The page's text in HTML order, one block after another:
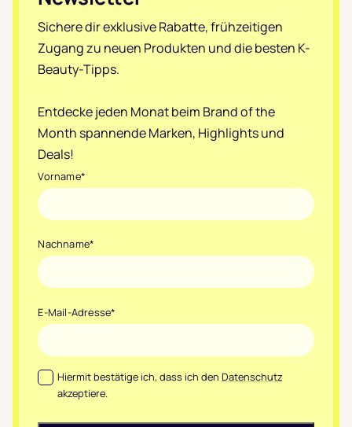
Sichere dir exklusive Rabatte, frühzeitigen
Zugang zu neuen Produkten und die besten K-
Beauty-Tipps.
Entdecke jeden Monat beim Brand of the
Month spannende Marken, Highlights und
Deals!
Vorname*
Nachname*
E-Mail-Adresse*
Datenschutz*
Hiermit bestätige ich, dass ich den Datenschutz
akzeptiere.